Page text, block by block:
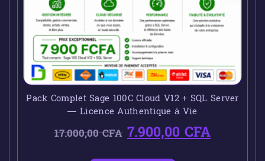
Pack Complet Sage 100C Cloud V12 + SQL Server
— Licence Authentique à Vie
17.000,00CFA 7.900,00CFA